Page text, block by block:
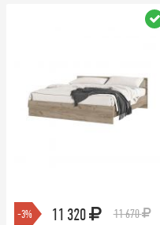
-3% 11 320 11 670